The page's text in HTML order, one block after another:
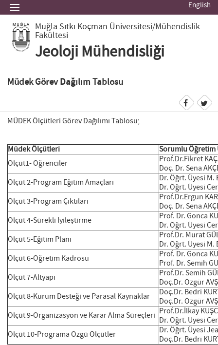
English
Muğla Sıtkı Koçman Üniversitesi/Mühendislik
Fakültesi
Jeoloji Mühendisliği
Müdek Görev Dağılım Tablosu
MÜDEK Ölçütleri Görev Dağılımı Tablosu;
Müdek Ölçütleri
Sorumlu Öğretim
Ölçüt1- Öğrenciler
Prof.Dr.Fikret
Doç. Dr. Sena
Ölçüt 2-Program Eğitim Amaçları
Dr. Öğrt. Üyesi M.
Dr. Öğrt. Üyesi
Ölçüt 3-Program Çıktıları
Prof.Dr.Ergun
Doç. Dr. Sena
Ölçüt 4-Sürekli İyileştirme
Prof. Dr. Gonca
Dr. Öğrt. Üyesi
Ölçüt 5-Eğitim Planı
Prof.Dr. Murat
Dr. Öğrt. Üyesi M.
Ölçüt 6-Öğretim Kadrosu
Prof. Dr. Gonca
Prof. Dr. Semih
Ölçüt 7-Altyapı
Prof.Dr. Semih
Doç.Dr. Özgür
Ölçüt 8-Kurum Desteği ve Parasal Kaynaklar
Doç.Dr. Bedri
Doç.Dr. Özgür
Ölçüt 9-Organizasyon ve Karar Alma Süreçleri Prof.Dr.İlkay
Dr. Öğrt. Üyesi
Ölçüt 10-Programa Özgü Ölçütler
Dr. Öğrt. Üyesi
Doç.Dr. Bedri